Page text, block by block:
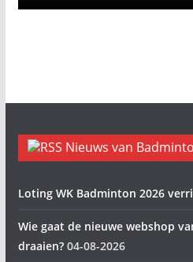
Nieuws van
Loting WK Badminton 2026
Wie gaat de nieuwe webshop
draaien? 04-08-2026